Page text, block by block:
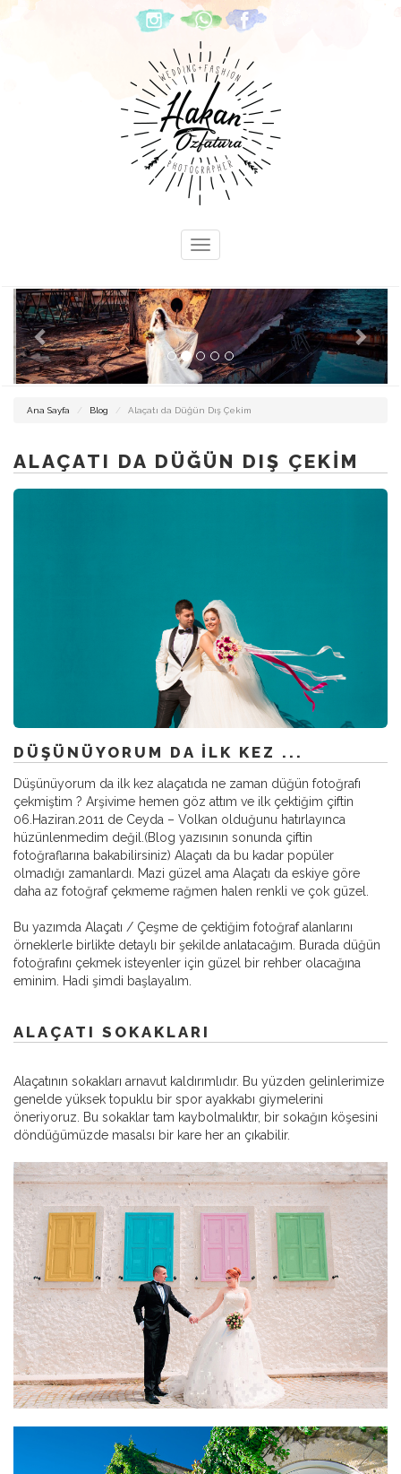
Previous Next
DÜĞÜN
Ana Sayfa Blog Alaçatı da Düğün Dış Çekim
ALAÇATI DA DÜĞÜN DIŞ ÇEKIM
DÜŞÜNÜYORUM DA ILK KEZ ...
Düşünüyorum da ilk kez alaçatıda ne zaman düğün fotoğrafı
çekmiştim ? Arşivime hemen göz attım ve ilk çektiğim çiftin
06.Haziran.2011 de Ceyda – Volkan olduğunu hatırlayınca
hüzünlenmedim değil.(Blog yazısının sonunda çiftin
fotoğraflarına bakabilirsiniz) Alaçatı da bu kadar popüler
olmadığı zamanlardı. Mazi güzel ama Alaçatı da eskiye göre
daha az fotoğraf çekmeme rağmen halen renkli ve çok güzel.
Bu yazımda Alaçatı / Çeşme de çektiğim fotoğraf alanlarını
örneklerle birlikte detaylı bir şekilde anlatacağım. Burada düğün
fotoğrafını çekmek isteyenler için güzel bir rehber olacağına
eminim. Hadi şimdi başlayalım.
ALAÇATI SOKAKLARI
Alaçatının sokakları arnavut kaldırımlıdır. Bu yüzden gelinlerimize
genelde yüksek topuklu bir spor ayakkabı giymelerini
öneriyoruz. Bu sokaklar tam kaybolmalıktır, bir sokağın köşesini
döndüğümüzde masalsı bir kare her an çıkabilir.